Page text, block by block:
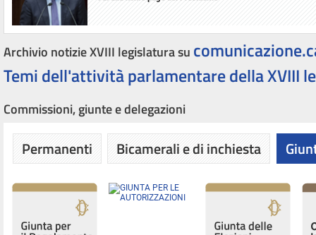
Archivio notizie XVIII legislatura su
Temi dell'attività parlamentare della XVIII
Commissioni, giunte e delegazioni
Permanenti Bicamerali e di inchiesta